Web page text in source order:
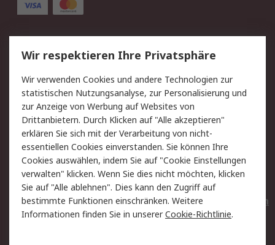
Service
Value Added Services
Lieferlösungen
Rücksendungen
Kontakt
Hilfe
Privatkunden
Rechtliches
AGB
Datenschutz
Cookie-Richtlinie
Zahlungsbedingungen
Copyright/Impressum
Entsorgung
Elektrogeräte/Batterien
Wir respektieren Ihre Privatsphäre
Wir verwenden Cookies und andere Technologien zur
statistischen Nutzungsanalyse, zur Personalisierung und
zur Anzeige von Werbung auf Websites von
Drittanbietern. Durch Klicken auf "Alle akzeptieren"
erklären Sie sich mit der Verarbeitung von nicht-
essentiellen Cookies einverstanden. Sie können Ihre
Cookies auswählen, indem Sie auf "Cookie Einstellungen
verwalten" klicken. Wenn Sie dies nicht möchten, klicken
Sie auf "Alle ablehnen". Dies kann den Zugriff auf
bestimmte Funktionen einschränken. Weitere
Informationen finden Sie in unsererCookie-Richtlinie.